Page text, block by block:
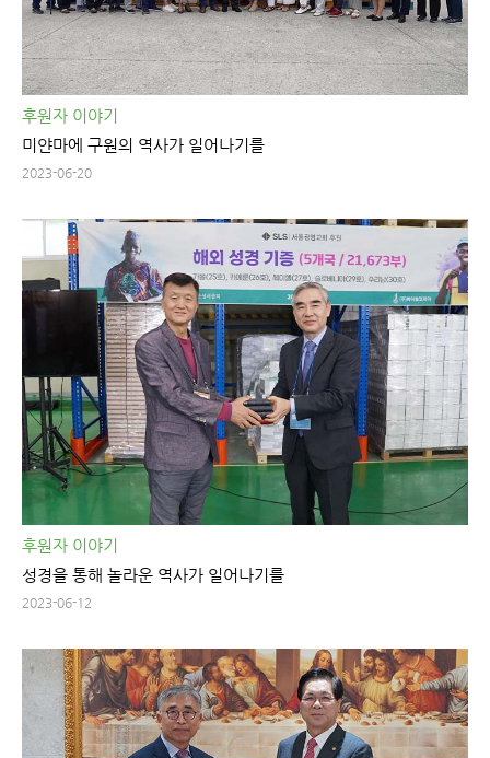
후원자 이야기
미얀마에 구원의 역사가 일어나기를
2023-06-20
후원자 이야기
성경을 통해 놀라운 역사가 일어나기를
2023-06-12